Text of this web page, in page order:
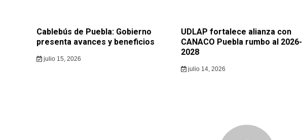
Cablebús de Puebla: Gobierno
presenta avances y beneficios
julio 15, 2026
UDLAP fortalece alianza con
CANACO Puebla rumbo al 2026-
2028
julio 14, 2026